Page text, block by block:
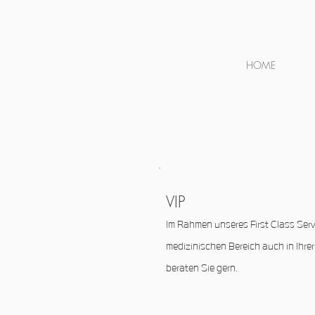
HOME
VIP
Im Rahmen unseres First Class
medizinischen Bereich auch in
beraten Sie gern.